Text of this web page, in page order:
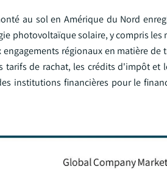
au sol en Amérique du Nord
photovoltaïque solaire, y compris les
régionaux en matière
tarifs de rachat, les crédits d'impôt
institutions financières pour le